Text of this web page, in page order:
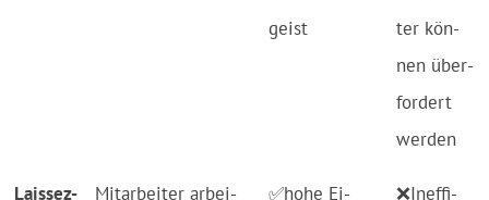
geist
ter kön­
nen über­
for­dert
wer­den
Lais­sez-
Mit­ar­bei­ter ar­bei­
✅ho­he Ei­
❌In­ef­fi­